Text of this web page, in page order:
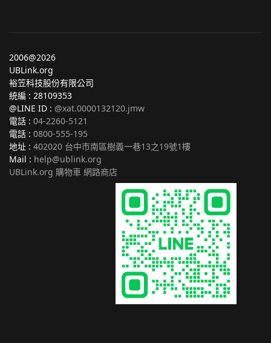
2006@2026
UBLink.org
裕笠科技股份有限公司
統編 : 28109353
@LINE ID : @xat.0000132120.jmw
電話 : 04-2260-5121
電話 : 0800-555-195
地址 : 402020 台中市南區樹義一巷13之19號1樓
Mail : help@ublink.org
UBLink.org 購物車 網路商店